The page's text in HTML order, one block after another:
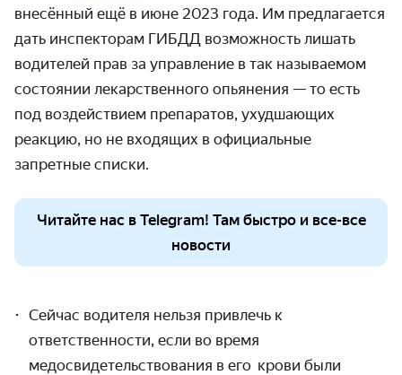
внесённый ещё в июне 2023 года. Им предлагается
дать инспекторам ГИБДД возможность лишать
водителей прав за управление в так называемом
состоянии лекарственного опьянения — то есть
под воздействием препаратов, ухудшающих
реакцию, но не входящих в официальные
запретные списки.
Читайте нас в Telegram! Там быстро и все-все
новости
Сейчас водителя нельзя привлечь к
ответственности, если во время
медосвидетельствования в его крови были